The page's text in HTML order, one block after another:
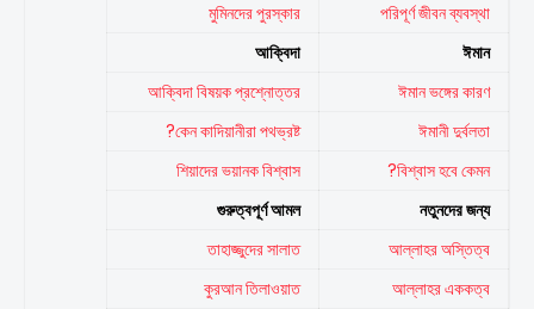
পরিপূর্ণ জীবন ব্যবস্থা
মুমিনদের পুরস্কার
ঈমান
আক্বিদা
ঈমান ভঙ্গের কারণ
আক্বিদা বিষয়ক প্রশ্নোত্তর
ঈমানী দুর্বলতা
কেন কাদিয়ানীরা পথভ্রষ্ট?
বিশ্বাস হবে কেমন?
শিয়াদের ভয়ানক বিশ্বাস
নতুনদের জন্য
গুরুত্বপূর্ণ আমল
আল্লাহর অস্তিত্ব
তাহাজ্জুদের সালাত
আল্লাহর এককত্ব
কুরআন তিলাওয়াত